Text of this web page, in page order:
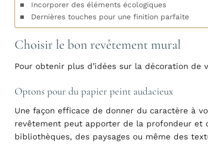
Incorporer des éléments écologiques
Dernières touches pour une finition parfaite
Choisir le bon revêtement mural
Pour obtenir plus d’idées sur la décoration de
Optons pour du papier peint audacieux
Une façon efficace de donner du caractère à
revêtement peut apporter de la profondeur et
bibliothèques, des paysages ou même des